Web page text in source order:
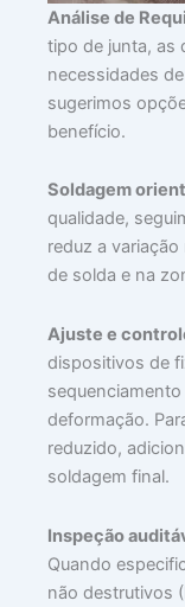
Análise de
tipo de junta, as
necessidades
sugerimos
benefício.
Soldagem
qualidade,
reduz a
de solda e na
Ajuste e
dispositivos de
deformação.
reduzido,
soldagem final.
Inspeção
Quando
não destrutivos